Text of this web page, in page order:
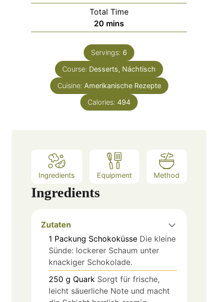
i
n
u
e
Total Time
20 m
i
n
u
t
e
mins
Servings: 6
Course: Desserts, Náchtisch
Cuisine: Amerikanische Rezepte
Calories: 494
Ingredients Equipment Method
Ingredients
Zutaten
1 Packung Schokoküsse Die kleine
Sünde: lockerer Schaum unter
knackiger Schokolade.
250 g Quark Sorgt für frische,
leicht säuerliche Note und macht